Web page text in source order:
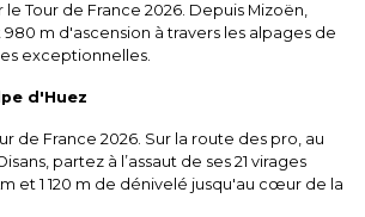
Tour de France 2026. Depuis Mizoën,
m d'ascension à travers les alpages de
exceptionnelles.
d'Huez
de France 2026. Sur la route des pro, au
partez à l’assaut de ses 21 virages
et 1 120 m de dénivelé jusqu'au cœur de la